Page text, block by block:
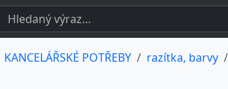
KANCELÁŘSKÉ POTŘEBY razítka, barvy